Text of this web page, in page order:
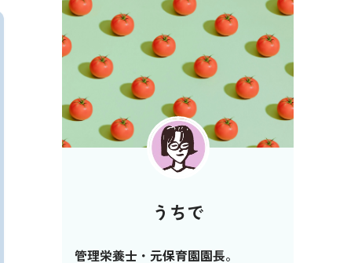
うちで
管理栄養士・元保育園園長。